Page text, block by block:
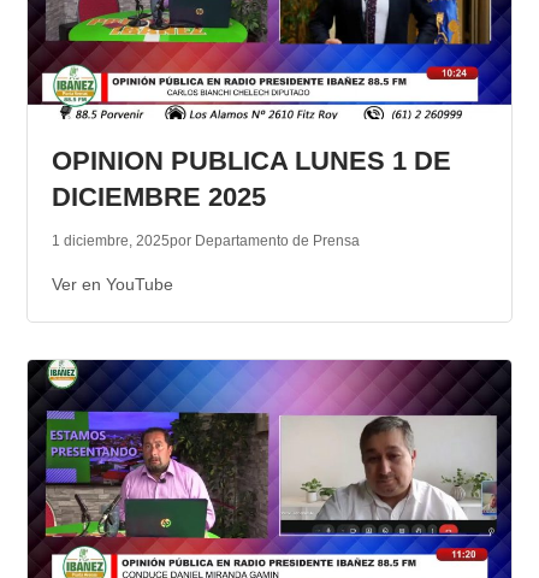
GALERIA DE FOTOS
APP MÓVIL
OPINION PUBLICA LUNES 1 DE
DICIEMBRE 2025
1 diciembre, 2025por Departamento de Prensa
Ver en YouTube